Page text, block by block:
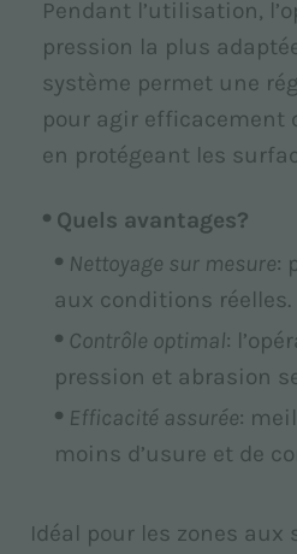
Pendant l’utilisation,
pression la plus
système permet une
pour agir efficacement
en protégeant les
Quels avantages?
Nettoyage sur mesure:
aux conditions réelles.
Contrôle optimal:
pression et abrasion
Efficacité assurée:
moins d’usure et de
Idéal pour les zones aux